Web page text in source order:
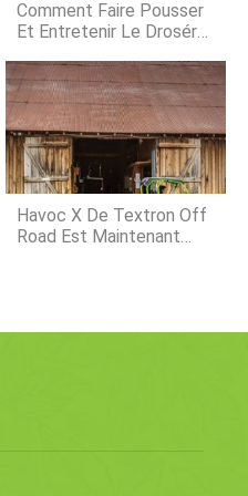
to
Comment Faire Pousser
Et Entretenir Le Droséra
D'intérieur
Havoc X De Textron Off
Road Est Maintenant